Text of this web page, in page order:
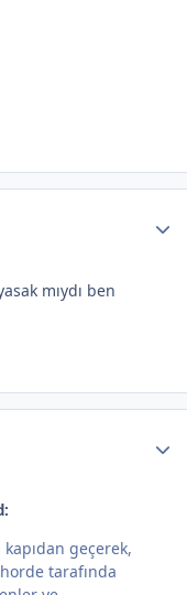
mıydı ben
geçerek,
tarafında